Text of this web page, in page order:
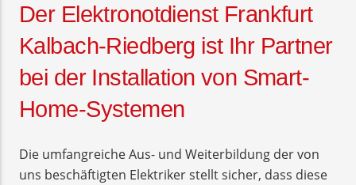
Der Elektronotdienst Frankfurt
Kalbach-Riedberg ist Ihr Partner
bei der Installation von Smart-
Home-Systemen
Die umfangreiche Aus- und Weiterbildung der von
uns beschäftigten Elektriker stellt sicher, dass diese